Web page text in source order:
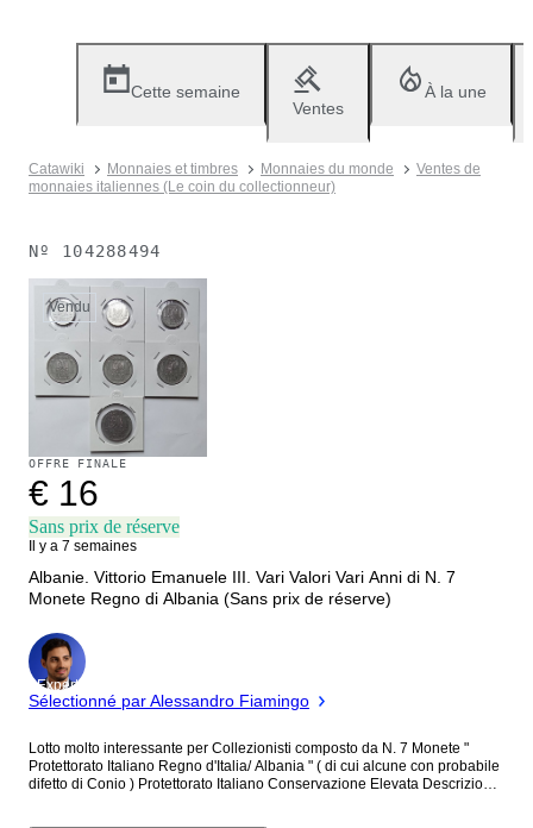
Cette semaine
Ventes
À la une
Catawiki Monnaies et timbres Monnaies du monde
Ventes de
monnaies italiennes (Le coin du collectionneur)
Nº 104288494
Vendu
OFFRE FINALE
€ 16
Sans prix de réserve
Il y a 7 semaines
Albanie. Vittorio Emanuele III. Vari Valori Vari Anni di N. 7
Monete Regno di Albania (Sans prix de réserve)
Expert
Sélectionné par Alessandro Fiamingo
Lotto molto interessante per Collezionisti composto da N. 7 Monete "
Protettorato Italiano Regno d'Italia/ Albania " ( di cui alcune con probabile
difetto di Conio ) Protettorato Italiano Conservazione Elevata Descrizione